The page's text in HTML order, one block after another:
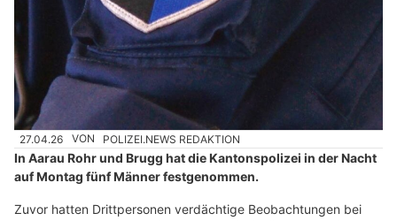
27.04.26 VON POLIZEI.NEWS REDAKTION
In Aarau Rohr und Brugg hat die Kantonspolizei in der Nacht
auf Montag fünf Männer festgenommen.
Zuvor hatten Drittpersonen verdächtige Beobachtungen bei